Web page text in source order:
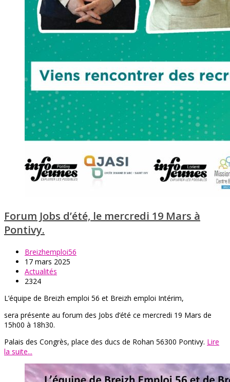
Forum Jobs d’été, le mercredi 19 Mars à
Pontivy.
Breizhemploi56
17 mars 2025
Actualités
2324
L’équipe de Breizh emploi 56 et Breizh emploi Intérim,
sera présente au forum des Jobs d’été ce mercredi 19 Mars de
15h00 à 18h30.
Palais des Congrès, place des ducs de Rohan 56300 Pontivy. Lire
la suite...